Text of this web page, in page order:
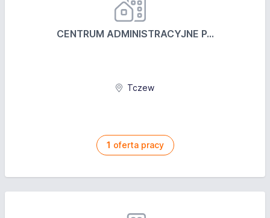
dostarczana jest bezpośrednio do Twojej szafki.
Rozwój w dużej, międzynarodowej organizacji, silnie
CENTRUM ADMINISTRACYJNE P...
Tczew
1 oferta pracy